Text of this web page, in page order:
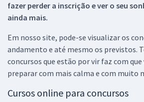
fazer perder a inscrição e ver o seu
ainda mais.
Em nosso site, pode-se visualizar os
andamento e até mesmo os previstos.
concursos que estão por vir faz com
preparar com mais calma e com muito
Cursos online para concursos